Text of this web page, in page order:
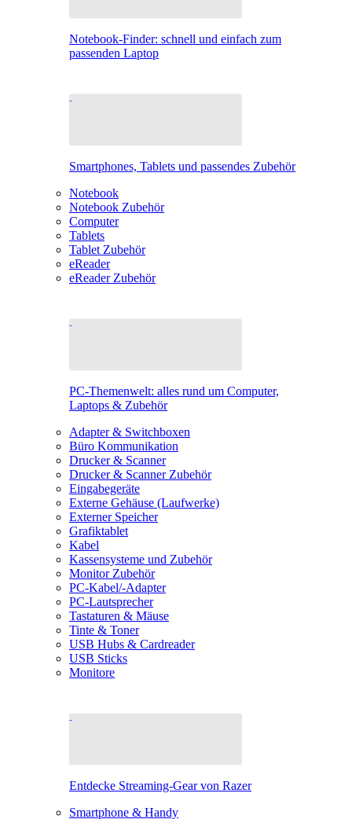
Notebook-Finder: schnell und einfach zum
passenden Laptop
Smartphones, Tablets und passendes Zubehör
Notebook
Notebook Zubehör
Computer
Tablets
Tablet Zubehör
eReader
eReader Zubehör
PC-Themenwelt: alles rund um Computer,
Laptops & Zubehör
Adapter & Switchboxen
Büro Kommunikation
Drucker & Scanner
Drucker & Scanner Zubehör
Eingabegeräte
Externe Gehäuse (Laufwerke)
Externer Speicher
Grafiktablet
Kabel
Kassensysteme und Zubehör
Monitor Zubehör
PC-Kabel/-Adapter
PC-Lautsprecher
Tastaturen & Mäuse
Tinte & Toner
USB Hubs & Cardreader
USB Sticks
Monitore
Entdecke Streaming-Gear von Razer
Smartphone & Handy